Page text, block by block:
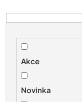
Akce
Novinka
V